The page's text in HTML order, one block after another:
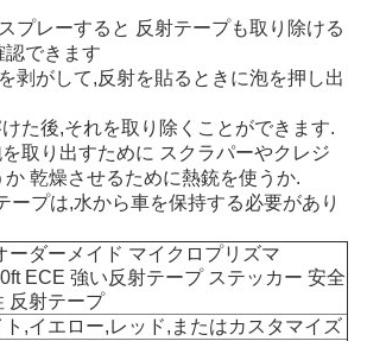
プレーすると 反射テープも取り除ける
できます
剥がして,反射を貼るときに泡を押し出
た後,それを取り除くことができます.
を取り出すために スクラパーやクレジ
か 乾燥させるために熱銃を使うか.
ープは,水から車を保持する必要があり
ーダーメイド マイクロプリズマ
ECE 強い反射テープ ステッカー 安全
反射テープ
ト,イエロー,レッド,またはカスタマイズ